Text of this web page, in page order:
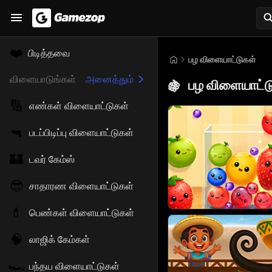
❤️ பிடித்தவை
விளையாடுங்கள் அனைத்தும்
🔢 எண்கள் விளையாட்டுகள்
🔫 படப்பிடிப்பு விளையாட்டுகள்
🏰 டவர் கேம்ஸ்
😎 சாதாரண விளையாட்டுகள்
💄 பெண்கள் விளையாட்டுகள்
🧠 லாஜிக் கேம்கள்
🏎️ பந்தய விளையாட்டுகள்
பழ விளையாட்டுகள்
🍇 பழ